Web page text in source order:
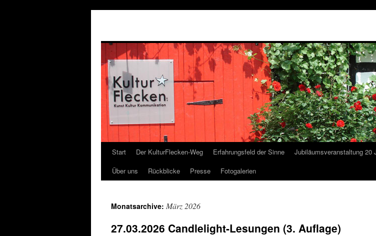
Start Der KulturFlecken-Weg Erfahrungsfeld der Sinne Jubiläumsveranstaltung 20
Über uns
Rückblicke Presse Fotogalerien
Monatsarchive: März 2026
27.03.2026 Candlelight-Lesungen (3. Auflage)